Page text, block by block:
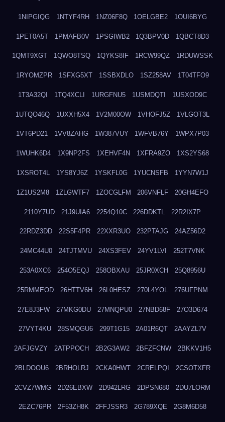
1NIPGIQG 1NTYF4RH 1NZ06F8Q 1OELGBE2 1OUI6BYG
1PET0A5T 1PMAFB0V 1PSGIWB2 1Q3BPV0D 1QBCT8D3
1QMT9XGT 1QWO8TSQ 1QYKS8IF 1RCW99QZ 1RDUWSSK
1RYOMZPR 1SFXG5XT 1SSBXDLO 1SZ258AV 1T04TFO9
1T3A32QI 1TQ4XCLI 1URGFNU5 1USMDQTI 1USXOD9C
1UTQO46Q 1UXXH5X4 1V2M00OW 1VHOFJ5Z 1VLGOT3L
1VT6PD21 1VV8ZAHG 1W387VUY 1WFVB76Y 1WPX7P03
1WUHK6D4 1X9NP2FS 1XEHVF4N 1XFRA9ZO 1XS2YS68
1XSROT4L 1YS8YJ6Z 1YSKFL0G 1YUCNSFB 1YYN7W1J
1Z1US2M8 1ZLGWTF7 1ZOCGLFM 206VNFLF 20GH4EFO
2110Y7UD 21J9UIA6 2254Q10C 226DDKTL 22R2IX7P
22RDZ3DD 22S5F4PR 22XXR3UO 232PTAJG 24AZ56D2
24MC44U0 24TJTMVU 24XS3FEV 24YV1LVI 252T7VNK
253A0XC6 254O5EQJ 258OBXAU 25JR0XCH 25Q8956U
25RMMEOD 26HTTV6H 26L0HESZ 270L4YOL 276UFPNM
27E8J3FW 27MKG0DU 27MNQPU0 27NBD68F 27O3D674
27VYT4KU 28SMQGU6 299T1G15 2A01R6QT 2AAYZL7V
2AFJGVZY 2ATPPOCH 2B2G3AW2 2BFZFCNW 2BKKV1H5
2BLDOOU6 2BRHOLRJ 2CKA0HWT 2CRELPQI 2CSOTXFR
2CVZ7WMG 2D26EBXW 2D942LRG 2DPSN680 2DU7LORM
2EZC76PR 2F53ZH8K 2FFJSSR3 2G789XQE 2G8M6D58